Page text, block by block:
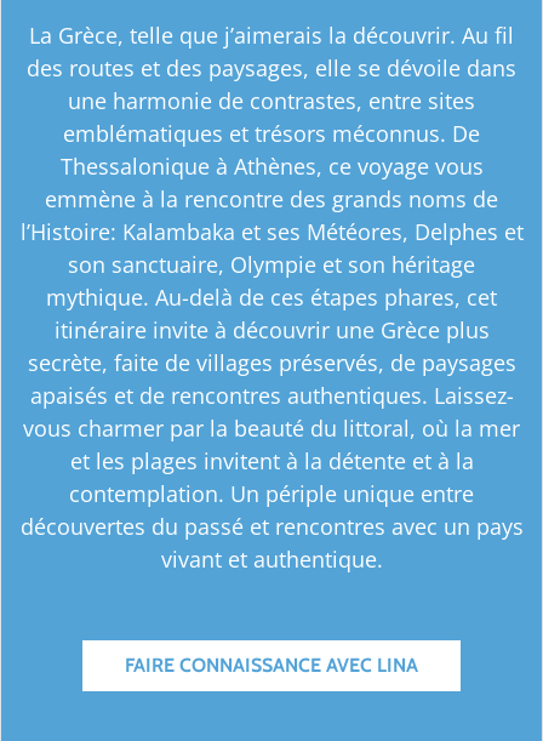
La Grèce, telle que j’aimerais la découvrir. Au fil
des routes et des paysages, elle se dévoile dans
une harmonie de contrastes, entre sites
emblématiques et trésors méconnus. De
Thessalonique à Athènes, ce voyage vous
emmène à la rencontre des grands noms de
l’Histoire: Kalambaka et ses Météores, Delphes et
son sanctuaire, Olympie et son héritage
mythique. Au-delà de ces étapes phares, cet
itinéraire invite à découvrir une Grèce plus
secrète, faite de villages préservés, de paysages
apaisés et de rencontres authentiques. Laissez-
vous charmer par la beauté du littoral, où la mer
et les plages invitent à la détente et à la
contemplation. Un périple unique entre
découvertes du passé et rencontres avec un pays
vivant et authentique.
FAIRE CONNAISSANCE AVEC LINA